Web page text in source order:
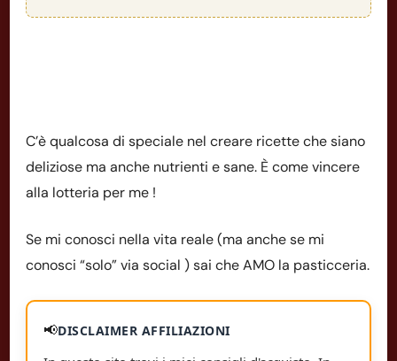
C’è qualcosa di speciale nel creare ricette che siano
deliziose ma anche nutrienti e sane. È come vincere
alla lotteria per me !
Se mi conosci nella vita reale (ma anche se mi
conosci “solo” via social ) sai che AMO la pasticceria.
📢DISCLAIMER AFFILIAZIONI